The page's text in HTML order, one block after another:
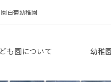
白菊幼稚園
も園について 幼稚